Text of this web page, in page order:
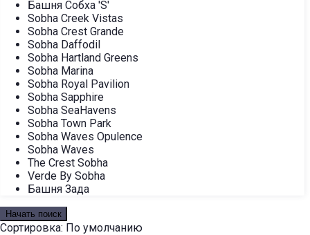
Башня Собха 'S'
Sobha Creek Vistas
Sobha Crest Grande
Sobha Daffodil
Sobha Hartland Greens
Sobha Marina
Sobha Royal Pavilion
Sobha Sapphire
Sobha SeaHavens
Sobha Town Park
Sobha Waves Opulence
Sobha Waves
The Crest Sobha
Verde By Sobha
Башня Зада
Начать поиск
Сортировка: По умолчанию